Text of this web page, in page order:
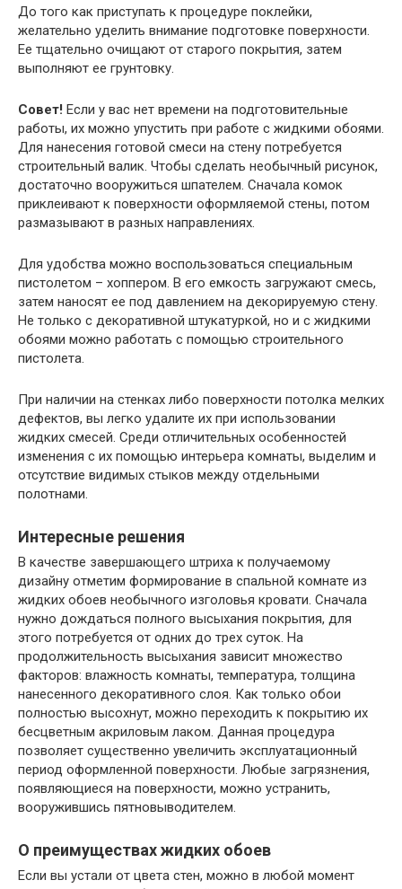
До того как приступать к процедуре поклейки,
желательно уделить внимание подготовке поверхности.
Ее тщательно очищают от старого покрытия, затем
выполняют ее грунтовку.
Совет! Если у вас нет времени на подготовительные
работы, их можно упустить при работе с жидкими обоями.
Для нанесения готовой смеси на стену потребуется
строительный валик. Чтобы сделать необычный рисунок,
достаточно вооружиться шпателем. Сначала комок
приклеивают к поверхности оформляемой стены, потом
размазывают в разных направлениях.
Для удобства можно воспользоваться специальным
пистолетом – хоппером. В его емкость загружают смесь,
затем наносят ее под давлением на декорируемую стену.
Не только с декоративной штукатуркой, но и с жидкими
обоями можно работать с помощью строительного
пистолета.
При наличии на стенках либо поверхности потолка мелких
дефектов, вы легко удалите их при использовании
жидких смесей. Среди отличительных особенностей
изменения с их помощью интерьера комнаты, выделим и
отсутствие видимых стыков между отдельными
полотнами.
Интересные решения
В качестве завершающего штриха к получаемому
дизайну отметим формирование в спальной комнате из
жидких обоев необычного изголовья кровати. Сначала
нужно дождаться полного высыхания покрытия, для
этого потребуется от одних до трех суток. На
продолжительность высыхания зависит множество
факторов: влажность комнаты, температура, толщина
нанесенного декоративного слоя. Как только обои
полностью высохнут, можно переходить к покрытию их
бесцветным акриловым лаком. Данная процедура
позволяет существенно увеличить эксплуатационный
период оформленной поверхности. Любые загрязнения,
появляющиеся на поверхности, можно устранить,
вооружившись пятновыводителем.
О преимуществах жидких обоев
Если вы устали от цвета стен, можно в любой момент